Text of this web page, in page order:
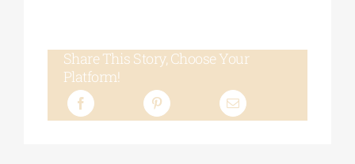
Share This Story, Choose Your
Platform!